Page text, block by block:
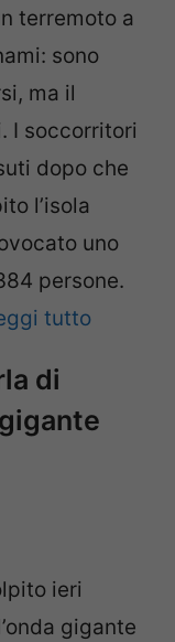
terremoto a
sono
ma il
I soccorritori
dopo che
l’isola
uno
persone.
tutto
di
ieri
gigante